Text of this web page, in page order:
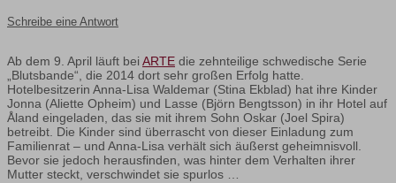
Schreibe eine Antwort
Ab dem 9. April läuft bei ARTE die zehnteilige schwedische Serie
„Blutsbande“, die 2014 dort sehr großen Erfolg hatte.
Hotelbesitzerin Anna-Lisa Waldemar (Stina Ekblad) hat ihre Kinder
Jonna (Aliette Opheim) und Lasse (Björn Bengtsson) in ihr Hotel auf
Åland eingeladen, das sie mit ihrem Sohn Oskar (Joel Spira)
betreibt. Die Kinder sind überrascht von dieser Einladung zum
Familienrat – und Anna-Lisa verhält sich äußerst geheimnisvoll.
Bevor sie jedoch herausfinden, was hinter dem Verhalten ihrer
Mutter steckt, verschwindet sie spurlos …